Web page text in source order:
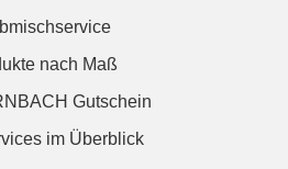
nach Maß
Gutschein
im Überblick